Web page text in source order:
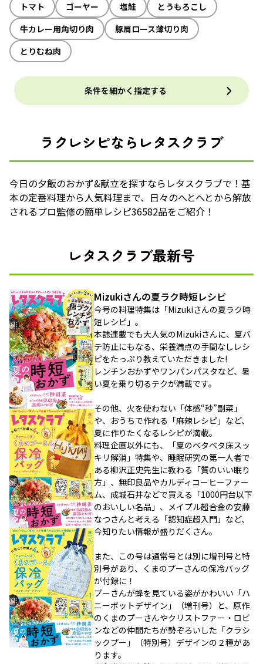
トマト
ゴーヤー 塩鮭
とうもろこし
牛カレー用角切り肉
豚肩ロース薄切り肉
とりむね肉
条件を細かく指定する
ラクレシピならレタスクラブ
今日の夕飯のおかず&献立を探すならレタスクラブで！基
本の定番料理から人気料理まで、日々のへとへとから解放
されるプロ監修の簡単レシピ36582品をご紹介！
レタスクラブ最新号
Mizukiさんの夏ラク時短レシピ
今号の料理特集は「Mizukiさんの夏ラク時
短レシピ」。
本誌連載でも大人気のMizukiさんに、夏バ
テ防止にもなる、栄養満点の手間なしレシ
ピをたっぷり教えていただきました!
レンチンおかずやワンパンパスタなど、暑
い夏を乗り切るテクが満載です。
その他、火を使わない「体感“秒”副菜」
や、おうちで作れる「麻辣レシピ」など、
夏に作りたくなるレシピが満載。
料理企画以外にも、「夏のベタベタ床スッ
キリ解消」特集や、睡眠研究の第一人者で
ある柳沢正史先生に教わる「質のいい眠り
方」、無印良品やカルディコーヒーファー
ム、成城石井などで買える「1000円台以下
のおいしい名品」、メイプル超合金の安藤
なつさんと考える「認知症超入門」など、
今知りたい情報が盛りだくさん。
また、この号は通常号とは別に増刊号と特
別号があり、くまのプーさんの保冷バッグ
が付録に！
プーさんが蜂を見ている姿がかわいい「ハ
ニーポットデザイン」（増刊号）と、原作
のくまのプーさんやクリストファー・ロビ
ンなどの仲間たちが勢ぞろいした「クラシ
ックプー」（特別号）デザインの２種があ
ります。